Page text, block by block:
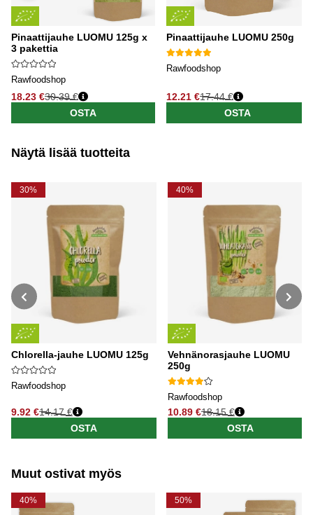
Pinaattijauhe LUOMU 125g x
3 pakettia
Rawfoodshop
18.23 €30.39 €
OSTA
Pinaattijauhe LUOMU 250g
Rawfoodshop
12.21 €17.44 €
OSTA
Näytä lisää tuotteita
30%
Chlorella-jauhe LUOMU 125g
Rawfoodshop
9.92 €
Normaali hinta
14.17 €
OSTA
40%
Vehnänorasjauhe LUOMU
250g
Rawfoodshop
10.89 €
Normaali hinta
18.15 €
OSTA
Muut ostivat myös
40% 50%